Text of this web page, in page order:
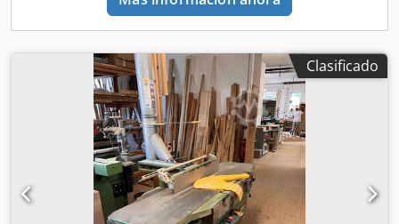
recomendada para la instalación de la máquina. Altura
400 V Fases: 3 Ph Tipo de corriente: AC Frecuencia de red:
50 Hz Tipo: TERSA Diámetro: 120 mm Número de cuchillas:
4 uds Velocidad: 5000 rpm Ancho máximo de cepillado:
520 mm Velocidad de avance: 5/8/12/18 m/min
Disponibilidad: inmediata Ubicación en almacén: Solingen
Clasificado